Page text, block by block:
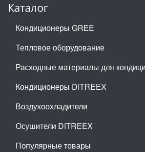
Каталог
Кондиционеры GREE
Тепловое оборудование
Расходные материалы для
Кондиционеры DITREEX
Воздухоохладители
Осушители DITREEX
Популярные товары